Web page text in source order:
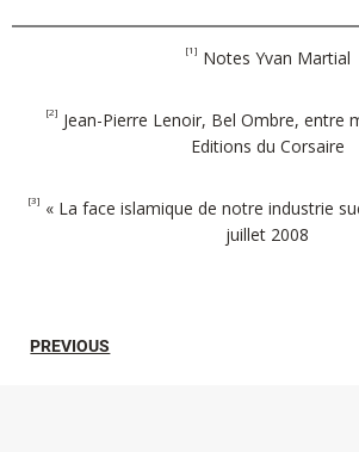
[1] Notes Yvan Martial
[2] Jean-Pierre Lenoir, Bel Ombre, entre
Editions du Corsaire
[3] « La face islamique de notre industrie
juillet 2008
PREVIOUS